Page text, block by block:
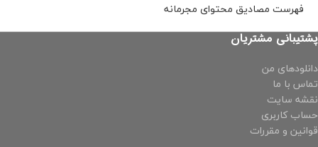
فهرست مصاديق محتوای مجرمانه
پشتیبانی مشتریان
دانلودهای من
تماس با ما
نقشه سایت
حساب کاربری
قوانین و مقررات